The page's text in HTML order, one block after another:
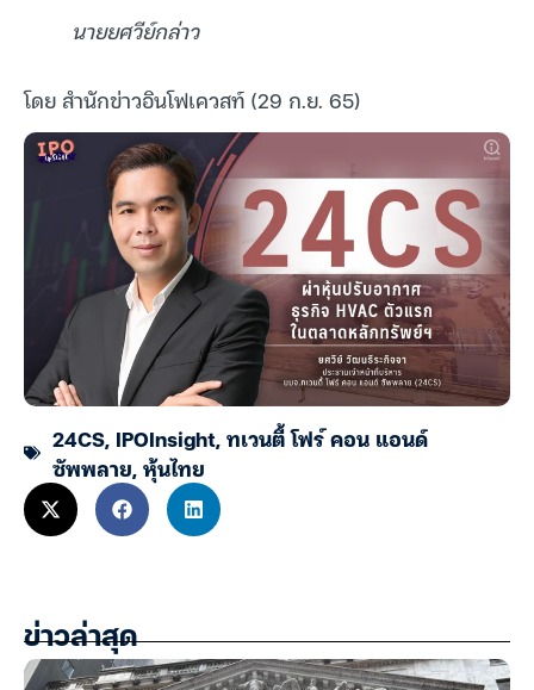
นายยศวีย์กล่าว
โดย สำนักข่าวอินโฟเควสท์ (29 ก.ย. 65)
24CS, IPOInsight,ทเวนตี้ โฟร์ คอน แอนด์
ซัพพลาย,หุ้นไทย
ข่าวล่าสุด